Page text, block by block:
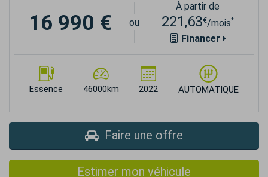
Essence 46000km 2022 AUTOMATIQUE
16 990 € ou
À partir de
221,63€/mois*
Financer
Faire une offre
Estimer mon véhicule